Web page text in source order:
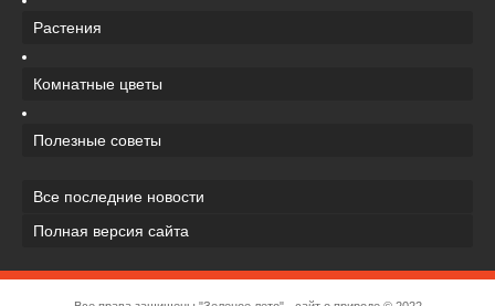
Растения
Комнатные цветы
Полезные советы
Все последние новости
Полная версия сайта